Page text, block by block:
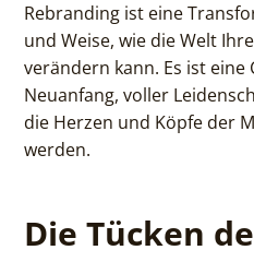
Rebranding ist eine
und Weise, wie die Welt
verändern kann. Es ist eine
Neuanfang, voller
die Herzen und Köpfe der
werden.
Die Tücken